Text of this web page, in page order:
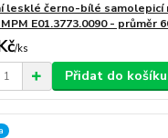
lesklé černo-bílé samolepicí
E01.3773.0090 - průměr
/ks
Přidat do košíku